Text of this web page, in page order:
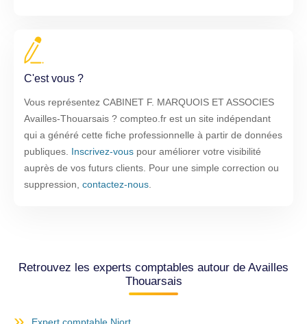
C'est vous ?
Vous représentez CABINET F. MARQUOIS ET ASSOCIES
Availles-Thouarsais ? compteo.fr est un site indépendant
qui a généré cette fiche professionnelle à partir de données
publiques. Inscrivez-vous pour améliorer votre visibilité
auprès de vos futurs clients. Pour une simple correction ou
suppression, contactez-nous
Retrouvez les experts comptables autour de Availles
Thouarsais